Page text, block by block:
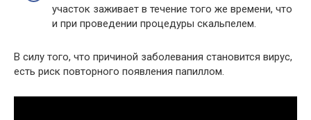
участок заживает в течение того же времени, что
и при проведении процедуры скальпелем.
В силу того, что причиной заболевания становится вирус,
есть риск повторного появления папиллом.